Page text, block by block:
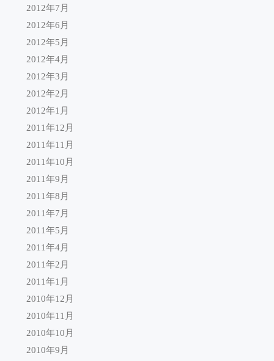
2012年7月
2012年6月
2012年5月
2012年4月
2012年3月
2012年2月
2012年1月
2011年12月
2011年11月
2011年10月
2011年9月
2011年8月
2011年7月
2011年5月
2011年4月
2011年2月
2011年1月
2010年12月
2010年11月
2010年10月
2010年9月